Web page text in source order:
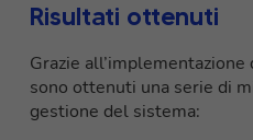
Risultati ottenuti
Grazie all’implementazione
sono ottenuti una serie di
gestione del sistema: